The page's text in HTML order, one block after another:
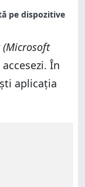
În
aplicația